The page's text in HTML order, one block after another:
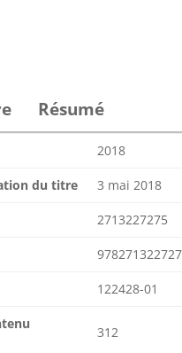
Résumé
2018
du titre 3 mai 2018
2713227275
122428-01
312